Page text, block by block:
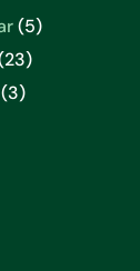
55
2323
productos
33